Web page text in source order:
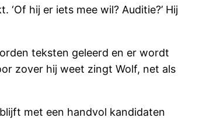
hij er iets mee wil? Auditie?’ Hij
teksten geleerd en er wordt
zover hij weet zingt Wolf, net als
met een handvol kandidaten